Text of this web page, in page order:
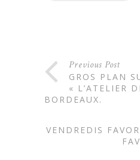
Previous Post
GROS PLAN
« L’ATELIER
BORDEAUX.
VENDREDIS